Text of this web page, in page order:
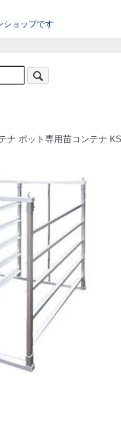
ショップです
ナ ポット専用苗コンテナ